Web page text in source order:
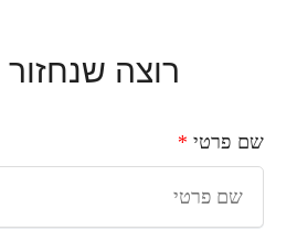
רוצה
שם פרטי *